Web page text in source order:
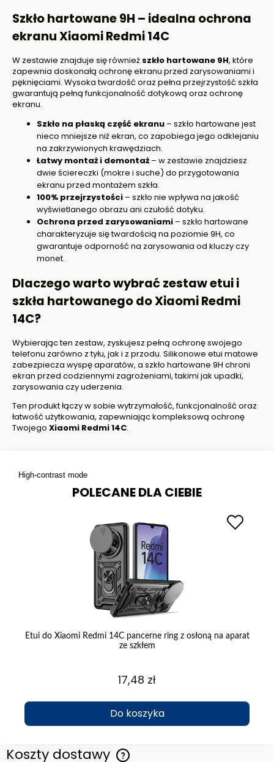
Szkło hartowane 9H – idealna ochrona
ekranuXiaomi Redmi 14C
W zestawie znajduje się również szkło hartowane 9H, które
zapewnia doskonałą ochronę ekranu przed zarysowaniami i
pęknięciami. Wysoka twardość oraz pełna przejrzystość szkła
gwarantują pełną funkcjonalność dotykową oraz ochronę
ekranu.
Szkło na płaską część ekranu – szkło hartowane jest
nieco mniejsze niż ekran, co zapobiega jego odklejaniu
na zakrzywionych krawędziach.
Łatwy montaż i demontaż – w zestawie znajdziesz
dwie ściereczki (mokre i suche) do przygotowania
ekranu przed montażem szkła.
100% przejrzystości – szkło nie wpływa na jakość
wyświetlanego obrazu ani czułość dotyku.
Ochrona przed zarysowaniami – szkło hartowane
charakteryzuje się twardością na poziomie 9H, co
gwarantuje odporność na zarysowania od kluczy czy
monet.
Dlaczego warto wybrać zestaw etui i
szkła hartowanego doXiaomi Redmi
14C?
Wybierając ten zestaw, zyskujesz pełną ochronę swojego
telefonu zarówno z tyłu, jak i z przodu. Silikonowe etui matowe
zabezpiecza wyspę aparatów, a szkło hartowane 9H chroni
ekran przed codziennymi zagrożeniami, takimi jak upadki,
zarysowania czy uderzenia.
Ten produkt łączy w sobie wytrzymałość, funkcjonalność oraz
łatwość użytkowania, zapewniając kompleksową ochronę
Twojego Xiaomi Redmi 14C.
High-contrast mode
POLECANE DLA CIEBIE
Etui do Xiaomi Redmi 14C pancerne ring z osłoną na aparat
ze szkłem
17,48 zł
Do koszyka
Koszty dostawy